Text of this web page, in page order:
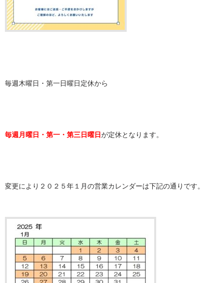
毎週木曜日・第一日曜日定休から
毎週月曜日・第一・第三日曜日が定休となります。
変更により２０２５年１月の営業カレンダーは下記の通りです。